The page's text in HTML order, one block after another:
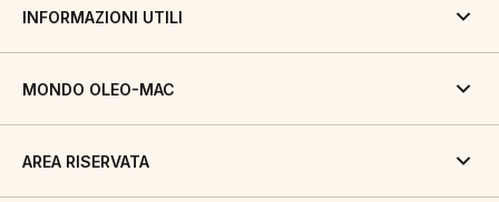
INFORMAZIONI UTILI
MONDO OLEO-MAC
AREA RISERVATA